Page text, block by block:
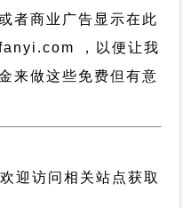
者商业广告显示在此
，以便让我
来做这些免费但有意
迎访问相关站点获取